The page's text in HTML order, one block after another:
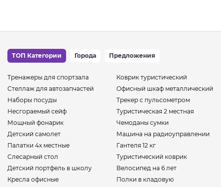
ТОП Категории Города Предложения
Тренажеры для спортзала
Стеллаж для автозапчастей
Наборы посуды
Несгораемый сейф
Мощный фонарик
Детский самолет
Палатки 4х местные
Слесарный стол
Коврик туристический
Офисный шкаф металлический
Трекер с пульсометром
Туристическая 2 местная
Чемоданы сумки
Машина на радиоуправлении
Гантеля 12 кг
Туристический коврик
Детский портфель в школу
Кресла офисные
Велосипед на 6 лет
Полки в кладовую